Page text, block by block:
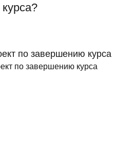
курса?
по завершению курса